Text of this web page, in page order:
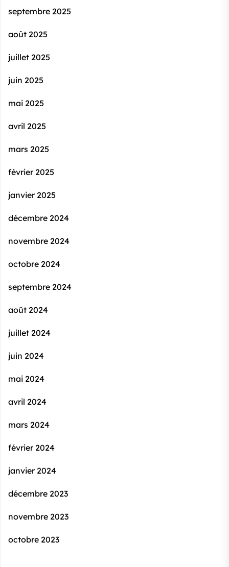
septembre 2025
août 2025
juillet 2025
juin 2025
mai 2025
avril 2025
mars 2025
février 2025
janvier 2025
décembre 2024
novembre 2024
octobre 2024
septembre 2024
août 2024
juillet 2024
juin 2024
mai 2024
avril 2024
mars 2024
février 2024
janvier 2024
décembre 2023
novembre 2023
octobre 2023